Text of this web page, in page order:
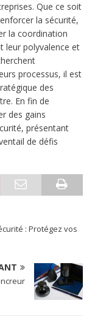
Que ce soit
la sécurité,
la coordination
leur polyvalence et
processus, il est
des
En fin de
des gains
présentant
de défis
: Protégez vos